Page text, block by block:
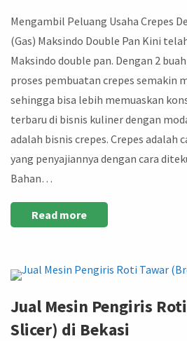
Mengambil Peluang Usaha Crepes
(Gas) Maksindo Double Pan Kini
Maksindo double pan. Dengan 2
proses pembuatan crepes semakin
sehingga bisa lebih memuaskan
terbaru di bisnis kuliner dengan
adalah bisnis crepes. Crepes
yang penyajiannya dengan cara
Bahan…
Read more
Jual Mesin Pengiris
Slicer) di Bekasi